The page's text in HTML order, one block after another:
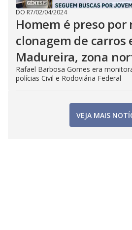
DO R7/02/04/2024
Homem é preso por
clonagem de carros
Madureira, zona
Rafael Barbosa Gomes era
polícias Civil e Rodoviária Federal
VEJA MAIS